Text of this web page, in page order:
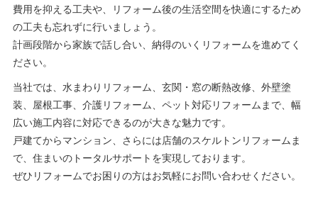
費用を抑える工夫や、リフォーム後の生活空間を快適にするため
の工夫も忘れずに行いましょう。
計画段階から家族で話し合い、納得のいくリフォームを進めてく
ださい。
当社では、水まわりリフォーム、玄関・窓の断熱改修、外壁塗
装、屋根工事、介護リフォーム、ペット対応リフォームまで、幅
広い施工内容に対応できるのが大きな魅力です。
戸建てからマンション、さらには店舗のスケルトンリフォームま
で、住まいのトータルサポートを実現しております。
ぜひリフォームでお困りの方はお気軽にお問い合わせください。